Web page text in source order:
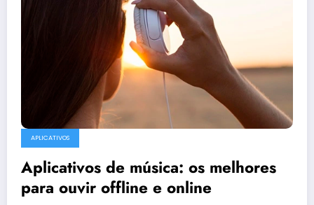
APLICATIVOS
Aplicativos de música: os melhores
para ouvir offline e online